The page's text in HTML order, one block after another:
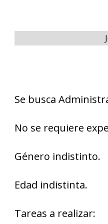
Se busca
No se requiere
Género indistinto.
Edad indistinta.
Tareas a realizar: